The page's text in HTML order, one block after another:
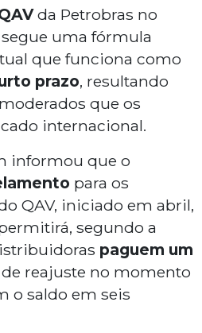
da Petrobras no
uma fórmula
que funciona como
prazo, resultando
que os
internacional.
informou que o
para os
QAV, iniciado em abril,
segundo a
paguem um
de reajuste no momento
o saldo em seis